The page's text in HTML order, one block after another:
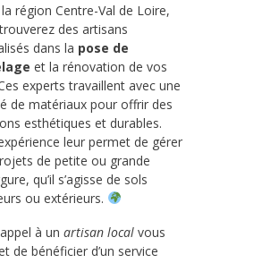
région Centre-Val de Loire,
des artisans
dans la pose de
et la rénovation de vos
experts travaillent avec une
de matériaux pour offrir des
esthétiques et durables.
leur permet de gérer
de petite ou grande
qu’il s’agisse de sols
ou extérieurs.
à un artisan local vous
de bénéficier d’un service